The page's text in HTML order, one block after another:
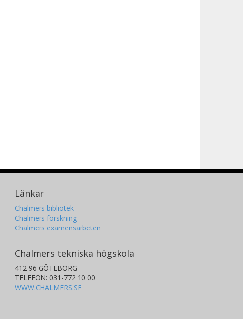
Länkar
Chalmers bibliotek
Chalmers forskning
Chalmers examensarbeten
Chalmers tekniska högskola
412 96 GÖTEBORG
TELEFON: 031-772 10 00
WWW.CHALMERS.SE